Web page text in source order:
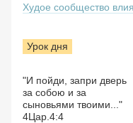
Худое сообщество
Урок дня
"И пойди, запри дверь
за собою и за
сыновьями твоими..."
4Цар.4:4